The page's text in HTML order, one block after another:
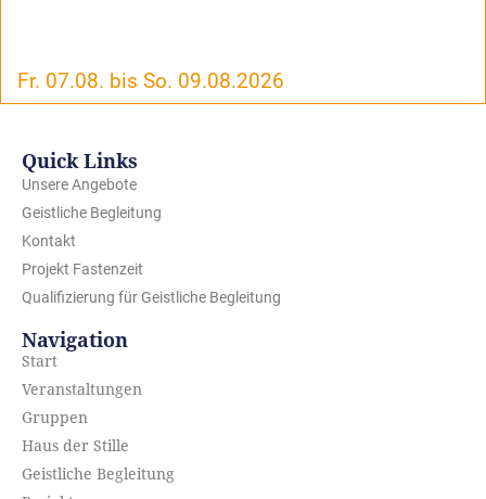
Fr. 07.08. bis So. 09.08.2026
Quick Links
Unsere Angebote
Geistliche Begleitung
Kontakt
Projekt Fastenzeit
Qualifizierung für Geistliche Begleitung
Navigation
Start
Veranstaltungen
Gruppen
Haus der Stille
Geistliche Begleitung